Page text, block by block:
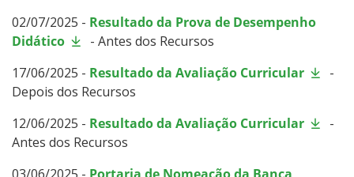
02/07/2025 - Resultado da Prova de Desempenho
Didático
- Antes dos Recursos
17/06/2025 - Resultado da Avaliação Curricular
-
Depois dos Recursos
12/06/2025 - Resultado da Avaliação Curricular
-
Antes dos Recursos